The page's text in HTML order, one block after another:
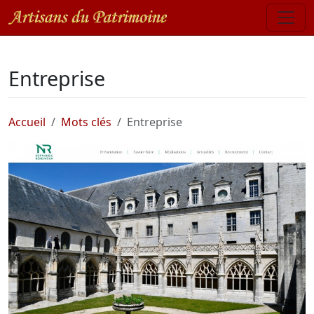
Entreprise
Accueil Mots clés Entreprise